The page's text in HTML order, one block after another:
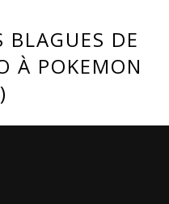
BLAGUES DE
À POKEMON